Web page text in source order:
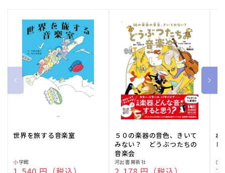
世界を旅する音楽室
販
小学館
５０の楽器の音色、きいて
みない？ どうぶつたちの
音楽会
販
河出書房新社
ね
販ひ